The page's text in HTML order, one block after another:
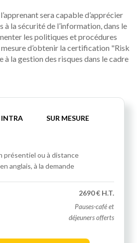
sera capable d’apprécier
à la sécurité de l’information, dans le
les politiques et procédures
mesure d’obtenir la certification "Risk
la gestion des risques dans le cadre
INTRA SUR MESURE
présentiel ou à distance
anglais, à la demande
2690 € H.T.
Pauses-café et
déjeuners offerts